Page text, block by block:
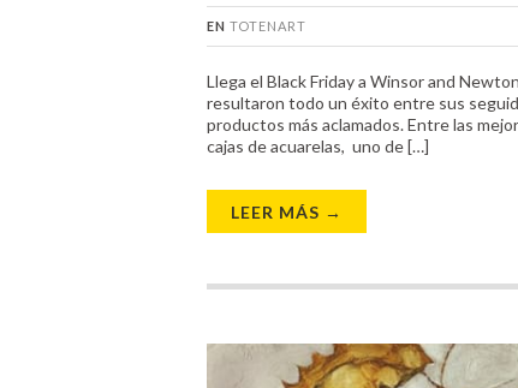
EN TOTENART
Llega el Black Friday a Winsor and
resultaron todo un éxito entre sus
productos más aclamados. Entre las
cajas de acuarelas, uno de […]
LEER MÁS →